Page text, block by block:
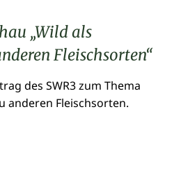
„Wild als
Fleischsorten“
des SWR3 zum Thema
anderen Fleischsorten.